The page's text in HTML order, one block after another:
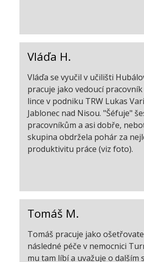
Vláďa H.
Vláďa se vyučil v učilišti
pracuje jako vedoucí
lince v podniku TRW Lukas
Jablonec nad Nisou. "Šéfuje"
pracovníkům a asi dobře,
skupina obdržela pohár za
produktivitu práce (viz foto).
Tomáš M.
Tomáš pracuje jako
následné péče v nemocnici
mu tam líbí a uvažuje o dalším